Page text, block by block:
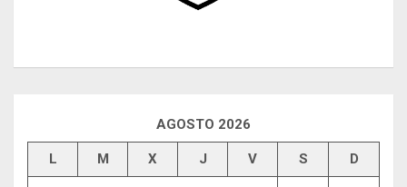
AGOSTO 2026
L M X J V S D